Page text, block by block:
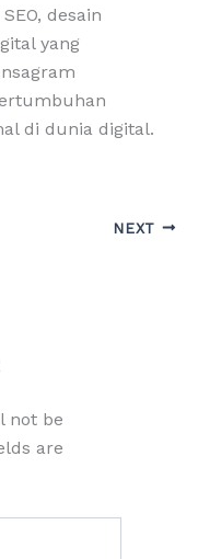
desain
yang
di dunia digital.
NEXT
not be
are